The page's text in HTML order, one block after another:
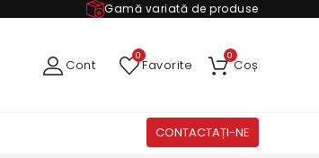
Gamă variată de produse
Cont Favorite
0
Coș
0
CONTACTAȚI-NE